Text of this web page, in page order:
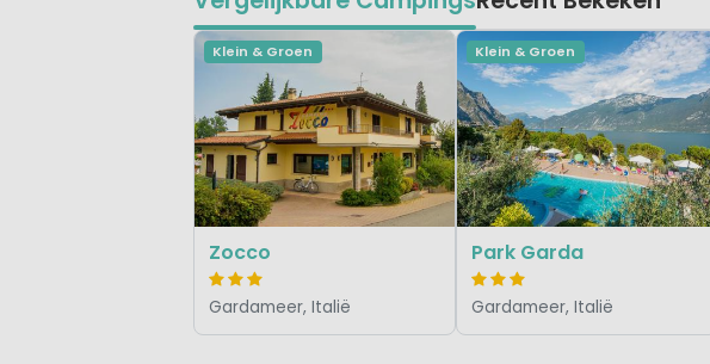
Klein & Groen
Zocco
Gardameer, Italië
Klein & Groen
Park Garda
Gardameer, Italië